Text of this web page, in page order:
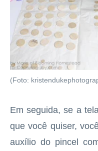
(Foto:
Em seguida, se a
que você quiser,
auxílio do pincel